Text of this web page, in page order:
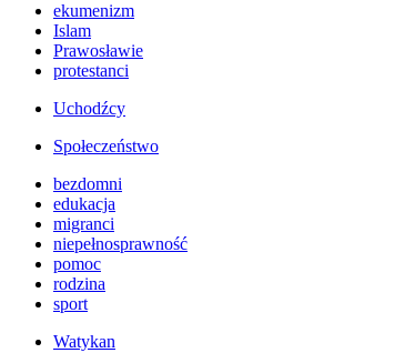
ekumenizm
Islam
Prawosławie
protestanci
Uchodźcy
Społeczeństwo
bezdomni
edukacja
migranci
niepełnosprawność
pomoc
rodzina
sport
Watykan